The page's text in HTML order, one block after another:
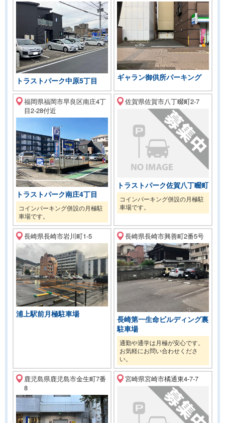
トラストパーク中原5丁目 ギャラン御供所パーキング
福岡県福岡市早良区南庄4丁
目2-28付近
トラストパーク南庄4丁目
コインパーキング併設の月極駐
車場です。
佐賀県佐賀市八丁畷町2-7
トラストパーク佐賀八丁畷町
コインパーキング併設の月極駐
車場です。
長崎県長崎市岩川町1-5
浦上駅前月極駐車場
長崎県長崎市興善町2番5号
長崎第一生命ビルディング裏
駐車場
通勤や通学は月極が安心です。
お気軽にお問い合わせくださ
い。
鹿児島県鹿児島市金生町7番
8
宮崎県宮崎市橘通東4-7-7